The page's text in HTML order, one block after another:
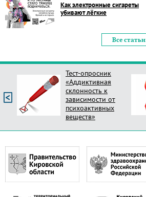
Как электронные сигареты
убивают лёгкие
Все статьи
Тест-опросник
«Аддиктивная
склонность к
зависимости от
психоактивных
веществ»